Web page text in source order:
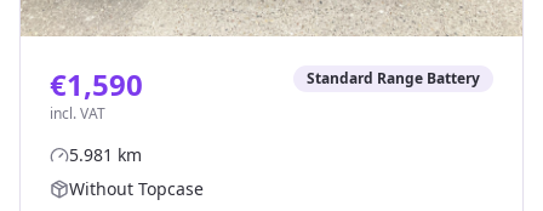
€1,590
incl. VAT
Standard Range Battery
5.981 km
Without Topcase